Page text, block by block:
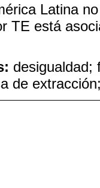
Latina
TE está
desigualdad;
de